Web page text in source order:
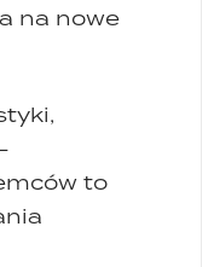
na nowe
to